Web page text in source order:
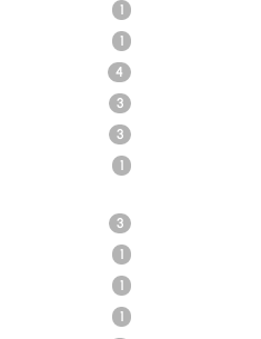
1
1
4
3
3
1
3
1
1
1